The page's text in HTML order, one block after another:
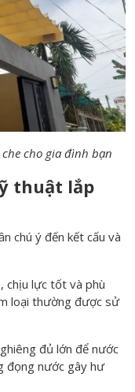
cho gia đình bạn
thuật lắp
chú ý đến kết cấu và
chịu lực tốt và phù
loại thường được sử
đủ lớn để nước
đọng nước gây hư